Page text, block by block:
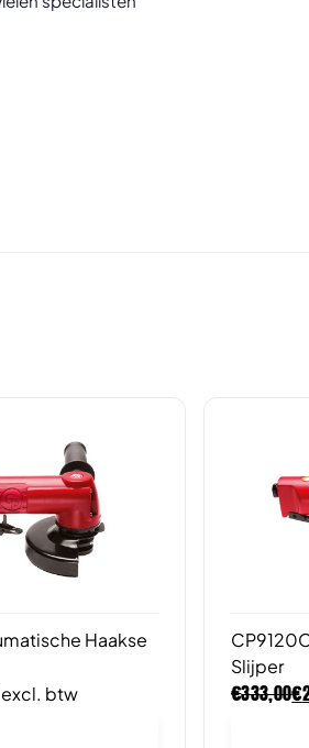
Haakse
excl. btw
Slijper
€333,00€